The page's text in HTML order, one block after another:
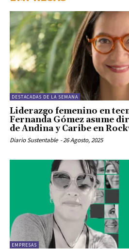
DESTACADAS DE LA SEMANA
Liderazgo femenino en
Fernanda Gómez asume
de Andina y Caribe en
Diario Sustentable -26 Agosto, 2025
EMPRESAS